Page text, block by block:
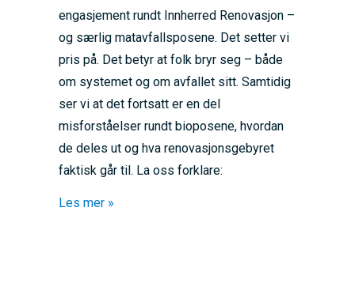
engasjement rundt Innherred Renovasjon –
og særlig matavfallsposene. Det setter vi
pris på. Det betyr at folk bryr seg – både
om systemet og om avfallet sitt. Samtidig
ser vi at det fortsatt er en del
misforståelser rundt bioposene, hvordan
de deles ut og hva renovasjonsgebyret
faktisk går til. La oss forklare:
Les mer »